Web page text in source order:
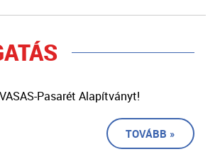
Pasarét Alapítványt!
TOVÁBB »